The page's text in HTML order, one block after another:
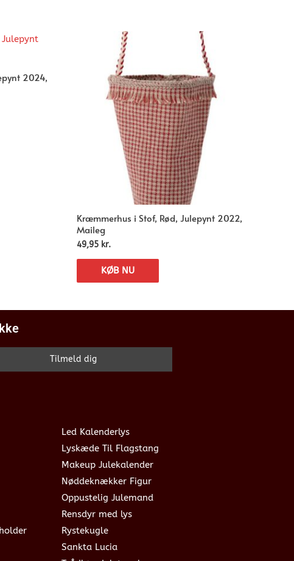
2024,
Kræmmerhus i Stof, Rød, Julepynt 2022,
Maileg
49,95 kr.
KØB NU
Led Kalenderlys
Lyskæde Til Flagstang
Makeup Julekalender
Nøddeknækker Figur
Oppustelig Julemand
Rensdyr med lys
Rystekugle
Sankta Lucia